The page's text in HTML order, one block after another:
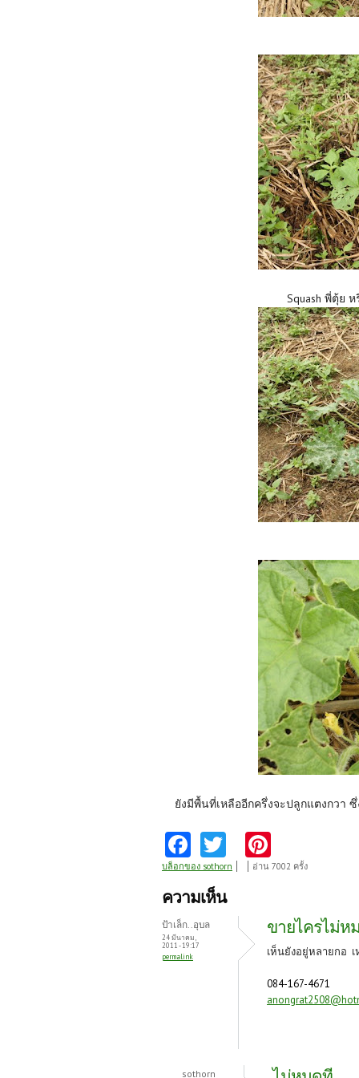
Squash พี่ตุ้ย
ยังมีพื้นที่เหลืออีกครึ่งจะปลูกแตงกวา
Fa
ce
b
o
o
k
w
itt
er
nt
es
t
บล็อกของ sothorn อ่าน 7002 ครั้ง
ความเห็น
ป้าเล็ก..อุบล
24 มีนาคม,
2011 - 19:17
permalink
ขายไครไม่ห
เห็นยังอยู่หลายกอ
084-167-4671
sothorn